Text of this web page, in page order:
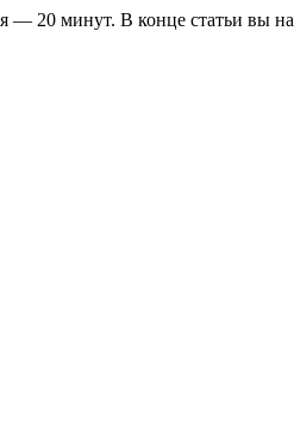
— 20 минут. В конце статьи вы